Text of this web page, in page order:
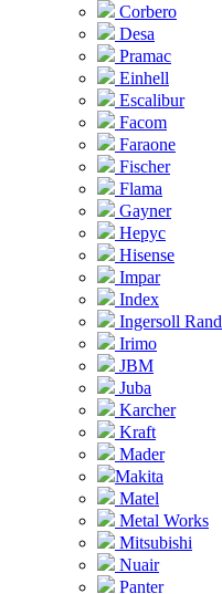
Corbero
Desa
Pramac
Einhell
Escalibur
Facom
Faraone
Fischer
Flama
Gayner
Hepyc
Hisense
Impar
Index
Ingersoll Rand
Irimo
JBM
Juba
Karcher
Kraft
Mader
Makita
Matel
Metal Works
Mitsubishi
Nuair
Panter